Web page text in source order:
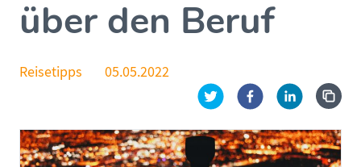
über den Beruf
Reisetipps 05.05.2022